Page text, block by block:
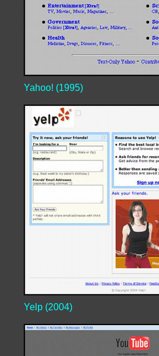
Yahoo! (1995)
Yelp (2004)